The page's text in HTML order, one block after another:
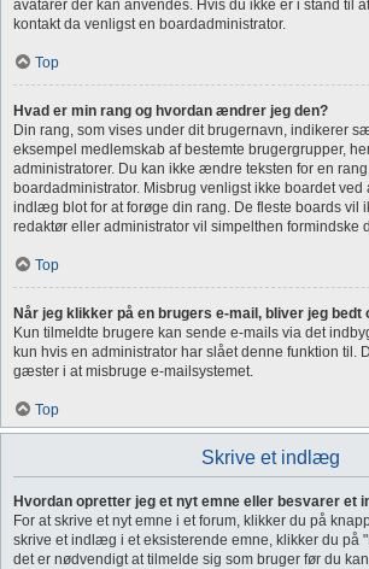
avatarer der kan anvendes. Hvis du ikke er i stand til
kontakt da venligst en boardadministrator.
Top
Hvad er min rang og hvordan ændrer jeg den?
Din rang, som vises under dit brugernavn, indikerer
eksempel medlemskab af bestemte brugergrupper,
administratorer. Du kan ikke ændre teksten for en
boardadministrator. Misbrug venligst ikke boardet ved
indlæg blot for at forøge din rang. De fleste boards vil
redaktør eller administrator vil simpelthen formindske
Top
Når jeg klikker på en brugers e-mail, bliver jeg bedt
Kun tilmeldte brugere kan sende e-mails via det
kun hvis en administrator har slået denne funktion til.
gæster i at misbruge e-mailsystemet.
Top
Skrive et indlæg
Hvordan opretter jeg et nyt emne eller besvarer et
For at skrive et nyt emne i et forum, klikker du på
skrive et indlæg i et eksisterende emne, klikker du på
det er nødvendigt at tilmelde sig som bruger før du